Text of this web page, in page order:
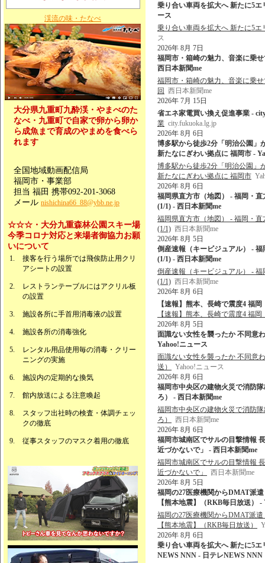
渓流の味・たなべ
大分県九重町九酔渓・やまべのた
なべ・九重町で自家で卵から卵か
ら成魚まで育成のやまめを食べら
れます
全国地域動画配信局
福岡市・事業部
担当 福田 携帯092-201-3068
メール nishichina66_88@ybb.ne.jp
☆☆☆・大分九重森林公園スキー場
今季コロナ対応と来場者御協力お願
いについて
接客を行う場所では飛俟防止用クリ
アシートの設置
レストランテーブルにはアクリル板
の設置
施設各所に手首用消毒液の設置
施設各所の消毒強化
レンタル用品使用毎の消毒・クリー
ニングの実施
施設内の定期的な換気
館内放送による注意喚起
スタッフ出社時の検査・体調チェッ
クの徹底
従事スタッフのマスク着用の徹底
乗り合い車両を拡大へ 新たに5エ
ース
乗り合い車両を拡大へ 新たに5
ス
2026年 8月 7日
福岡市・箱崎の魅力、音楽に乗
西日本新聞me
福岡市・箱崎の魅力、音楽に乗
回 西日本新聞me
2026年 7月 15日
省エネ家電買い換え促進事業 -
業 city.fukuoka.lg.jp
2026年 8月 6日
博多駅から徒歩2分「明治公園」
新たなにぎわい拠点に 福岡市 -
博多駅から徒歩2分「明治公園」
新たなにぎわい拠点に 福岡市
2026年 8月 6日
福岡県直方市（地図） - 福岡・
(1/1) - 西日本新聞me
福岡県直方市（地図） - 福岡・
(1/1) 西日本新聞me
2026年 8月 5日
倒産速報（キービジュアル） -
(1/1) - 西日本新聞me
倒産速報（キービジュアル） -
(1/1) 西日本新聞me
2026年 8月 6日
【速報】熊本、長崎で震度4 福
【速報】熊本、長崎で震度4 福
2026年 8月 5日
面識ない女性を襲ったか 不同意
Yahoo!ニュース
面識ない女性を襲ったか 不同意
送）
Yahoo!ニュース
2026年 8月 6日
福岡市中央区の建物火災で消防
ろ） - 西日本新聞me
福岡市中央区の建物火災で消防
ろ）
西日本新聞me
2026年 8月 6日
福岡市城南区でサルの目撃情報
近づかないで」 - 西日本新聞me
福岡市城南区でサルの目撃情報
近づかないで」
西日本新聞me
2026年 8月 5日
福岡の27医療機関からDMAT派
【熊本地震】（RKB毎日放送）
福岡の27医療機関からDMAT派
【熊本地震】（RKB毎日放送）
2026年 8月 6日
乗り合い車両を拡大へ 新たに5エ
NEWS NNN - 日テレNEWS NNN